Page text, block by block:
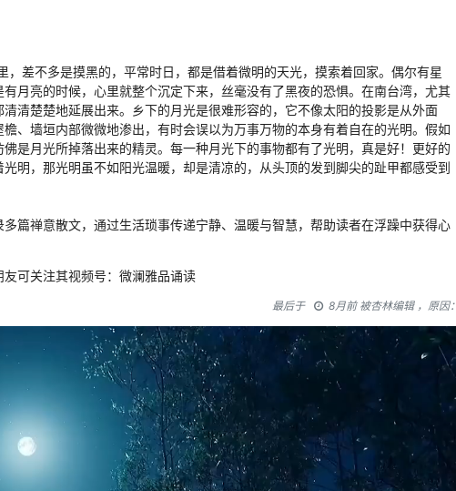
，差不多是摸黑的，平常时日，都是借着微明的天光，摸索着回家。偶尔有星
月亮的时候，心里就整个沉定下来，丝毫没有了黑夜的恐惧。在南台湾，尤其
清楚楚地延展出来。乡下的月光是很难形容的，它不像太阳的投影是从外面
、墙垣内部微微地渗出，有时会误以为万事万物的本身有着自在的光明。假如
是月光所掉落出来的精灵。每一种月光下的事物都有了光明，真是好！更好的
明，那光明虽不如阳光温暖，却是清凉的，从头顶的发到脚尖的趾甲都感受到
篇禅意散文，通过生活琐事传递宁静、温暖与智慧，帮助读者在浮躁中获得心
可关注其视频号：微澜雅品诵读
最后于 8月前 被杏林编辑 ，原因：